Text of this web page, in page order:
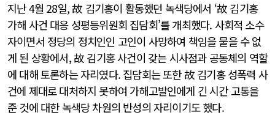
지난 4월 28일, 故 김기홍이 활동했던 녹색당에서 ‘故 김기홍
가해 사건 대응 성평등위원회 집담회’를 개최했다. 사회적 소수
자이면서 정당의 정치인인 고인이 사망하여 책임을 물을 수 없
게 된 상황에서, 故 김기홍 사건이 갖는 시사점과 공동체의 역할
에 대해 토론하는 자리였다. 집담회는 또한 故 김기홍 성폭력 사
건에 제대로 대처하지 못하여 가해고발인에게 긴 시간 고통을
준 것에 대한 녹색당 차원의 반성의 자리이기도 했다.